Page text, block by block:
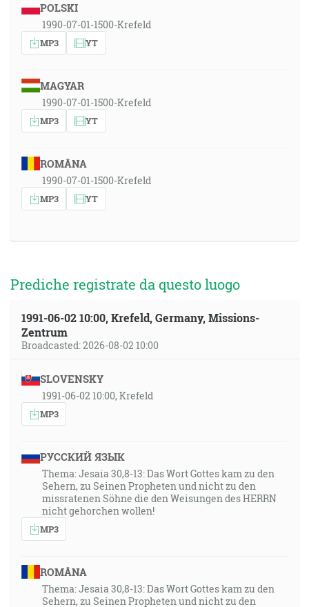
POLSKI
1990-07-01-1500-Krefeld
MP3 YT
MAGYAR
1990-07-01-1500-Krefeld
MP3 YT
ROMÂNA
1990-07-01-1500-Krefeld
MP3 YT
Prediche registrate da questo luogo
1991-06-02 10:00, Krefeld, Germany, Missions-
Zentrum
Broadcasted: 2026-08-02 10:00
SLOVENSKY
1991-06-02 10:00, Krefeld
MP3
РУССКИЙ ЯЗЫК
Thema: Jesaia 30,8-13: Das Wort Gottes kam zu den
Sehern, zu Seinen Propheten und nicht zu den
missratenen Söhne die den Weisungen des HERRN
nicht gehorchen wollen!
MP3
ROMÂNA
Thema: Jesaia 30,8-13: Das Wort Gottes kam zu den
Sehern, zu Seinen Propheten und nicht zu den